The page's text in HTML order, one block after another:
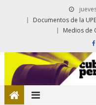
Documentos de la
Medios de